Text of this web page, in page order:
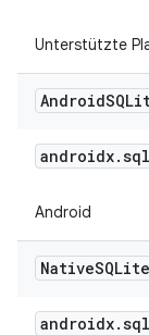
Unterstützte
Android
androidx.
Android
NativeSQLite
androidx.